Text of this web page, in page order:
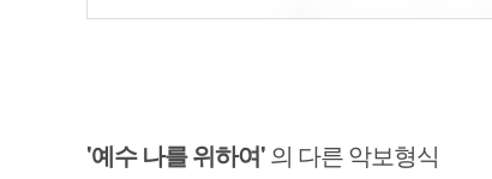
'예수 나를 위하여'의 다른 악보형식